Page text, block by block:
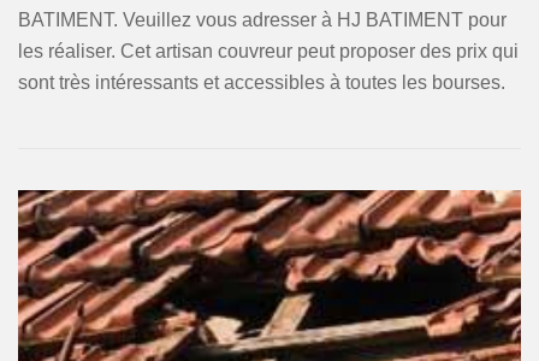
BATIMENT. Veuillez vous adresser à HJ BATIMENT pour
les réaliser. Cet artisan couvreur peut proposer des prix qui
sont très intéressants et accessibles à toutes les bourses.